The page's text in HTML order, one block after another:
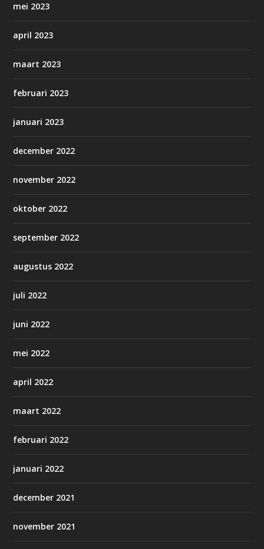
mei 2023
april 2023
maart 2023
februari 2023
januari 2023
december 2022
november 2022
oktober 2022
september 2022
augustus 2022
juli 2022
juni 2022
mei 2022
april 2022
maart 2022
februari 2022
januari 2022
december 2021
november 2021